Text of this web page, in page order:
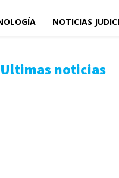
NOTICIAS
Ultimas noticias